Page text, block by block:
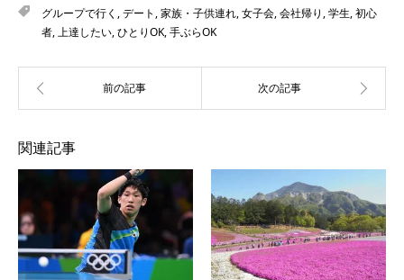
グループで行く ,デート,家族・子供連れ,女子会,会社帰り,学生,初心
者,上達したい,ひとりOK,手ぶらOK
関連記事